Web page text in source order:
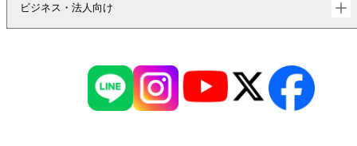
ビジネス・法人向け